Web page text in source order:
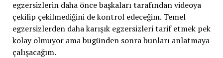
egzersizlerin daha önce başkaları tarafından videoya
çekilip çekilmediğini de kontrol edeceğim. Temel
egzersizlerden daha karışık egzersizleri tarif etmek pek
kolay olmuyor ama bugünden sonra bunları anlatmaya
çalışacağım.